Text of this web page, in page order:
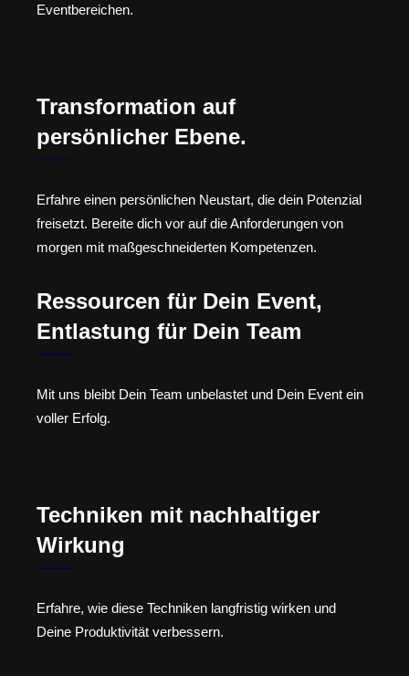
Eventbereichen.
Transformation auf
persönlicher Ebene.
Erfahre einen persönlichen Neustart, die dein Potenzial
freisetzt. Bereite dich vor auf die Anforderungen von
morgen mit maßgeschneiderten Kompetenzen.
Ressourcen für Dein Event,
Entlastung für Dein Team
Mit uns bleibt Dein Team unbelastet und Dein Event ein
voller Erfolg.
Techniken mit nachhaltiger
Wirkung
Erfahre, wie diese Techniken langfristig wirken und
Deine Produktivität verbessern.